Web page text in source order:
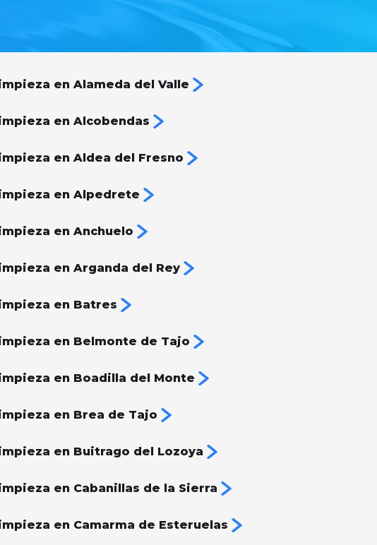
en Alameda del Valle
en Alcobendas
en Aldea del Fresno
en Alpedrete
en Anchuelo
en Arganda del Rey
en Batres
en Belmonte de Tajo
en Boadilla del Monte
en Brea de Tajo
en Buitrago del Lozoya
en Cabanillas de la Sierra
en Camarma de Esteruelas